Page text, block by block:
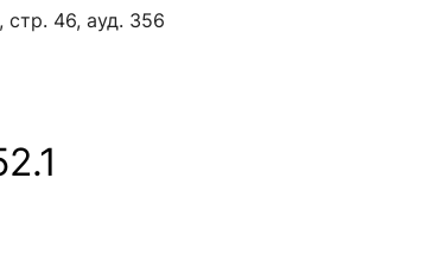
стр. 46, ауд. 356